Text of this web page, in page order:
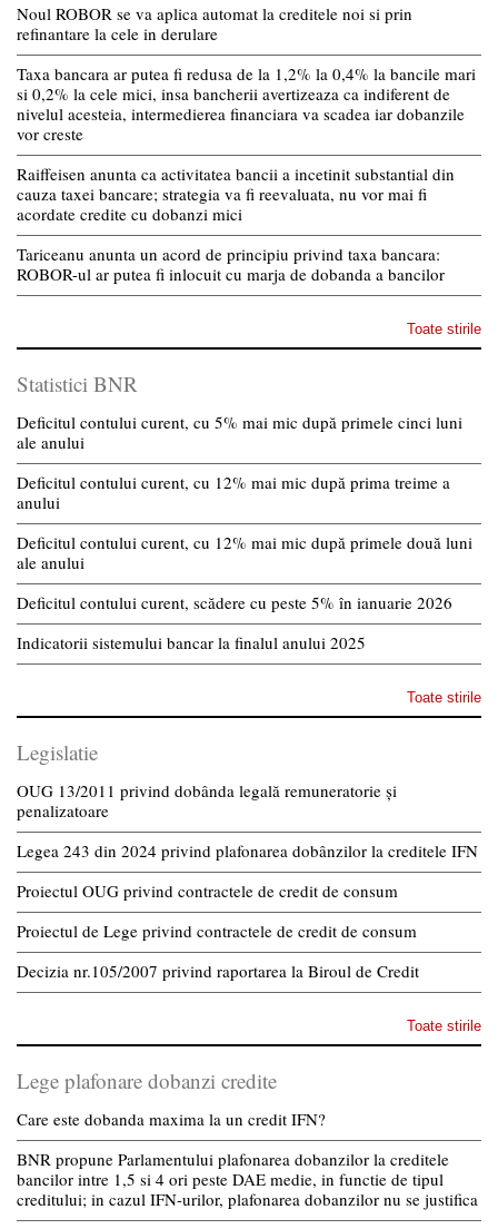
Noul ROBOR se va aplica automat la creditele noi si prin
refinantare la cele in derulare
Taxa bancara ar putea fi redusa de la 1,2% la 0,4% la bancile mari
si 0,2% la cele mici, insa bancherii avertizeaza ca indiferent de
nivelul acesteia, intermedierea financiara va scadea iar dobanzile
vor creste
Raiffeisen anunta ca activitatea bancii a incetinit substantial din
cauza taxei bancare; strategia va fi reevaluata, nu vor mai fi
acordate credite cu dobanzi mici
Tariceanu anunta un acord de principiu privind taxa bancara:
ROBOR-ul ar putea fi inlocuit cu marja de dobanda a bancilor
Toate stirile
Statistici BNR
Deficitul contului curent, cu 5% mai mic după primele cinci luni
ale anului
Deficitul contului curent, cu 12% mai mic după prima treime a
anului
Deficitul contului curent, cu 12% mai mic după primele două luni
ale anului
Deficitul contului curent, scădere cu peste 5% în ianuarie 2026
Indicatorii sistemului bancar la finalul anului 2025
Toate stirile
Legislatie
OUG 13/2011 privind dobânda legală remuneratorie și
penalizatoare
Legea 243 din 2024 privind plafonarea dobânzilor la creditele IFN
Proiectul OUG privind contractele de credit de consum
Proiectul de Lege privind contractele de credit de consum
Decizia nr.105/2007 privind raportarea la Biroul de Credit
Toate stirile
Lege plafonare dobanzi credite
Care este dobanda maxima la un credit IFN?
BNR propune Parlamentului plafonarea dobanzilor la creditele
bancilor intre 1,5 si 4 ori peste DAE medie, in functie de tipul
creditului; in cazul IFN-urilor, plafonarea dobanzilor nu se justifica